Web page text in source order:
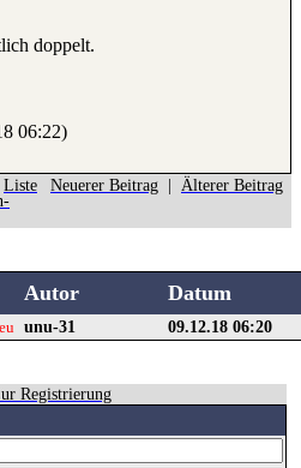
doppelt.
06:22)
Liste
Neuerer Beitrag Älterer Beitrag
Autor Datum
unu-31 09.12.18 06:20
Registrierung